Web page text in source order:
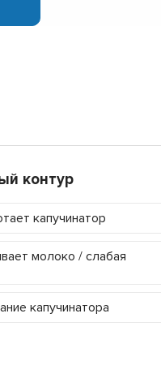
контур
капучинатор
молоко / слабая
капучинатора